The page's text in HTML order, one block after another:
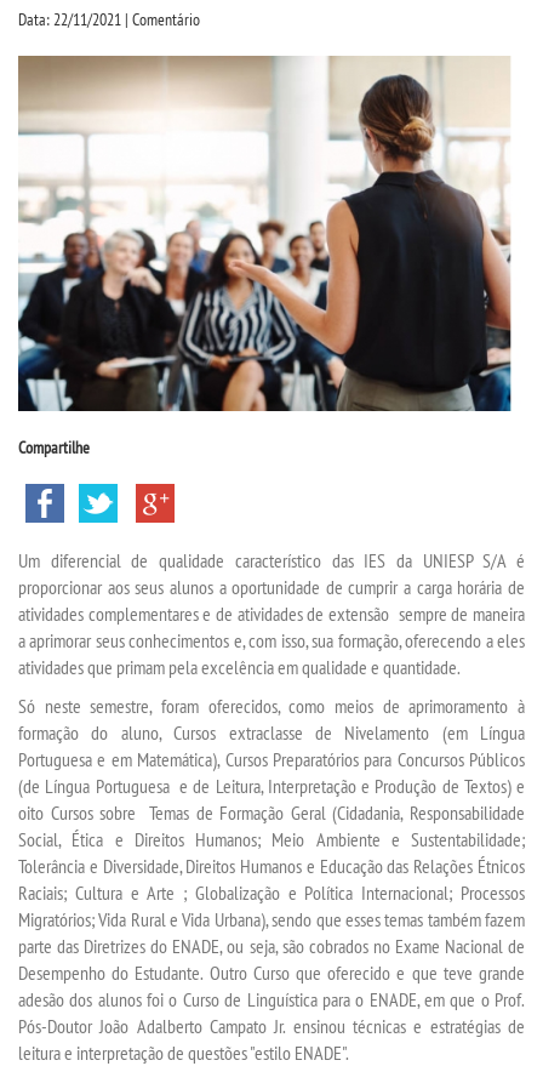
CURSOS
BACHARELADOS
LICENCIATURAS
TECNOLÓGICOS
VESTIBULAR
INSCREVA-SE
TRANSFERÊNCIA
SEGUNDA GRADUAÇÃO
MATRÍCULA
EDITAL
PUBLICAÇÕES
DESTAQUES
UNIESP NEWS
REPOSITÓRIO
Data: 22/11/2021 | Comentário
Compartilhe
Um diferencial de qualidade característico das IES da UNIESP S/A é
proporcionar aos seus alunos a oportunidade de cumprir a carga horária de
atividades complementares e de atividades de extensão sempre de maneira
a aprimorar seus conhecimentos e, com isso, sua formação, oferecendo a eles
atividades que primam pela excelência em qualidade e quantidade.
Só neste semestre, foram oferecidos, como meios de aprimoramento à
formação do aluno, Cursos extraclasse de Nivelamento (em Língua
Portuguesa e em Matemática), Cursos Preparatórios para Concursos Públicos
(de Língua Portuguesa e de Leitura, Interpretação e Produção de Textos) e
oito Cursos sobre Temas de Formação Geral (Cidadania, Responsabilidade
Social, Ética e Direitos Humanos; Meio Ambiente e Sustentabilidade;
Tolerância e Diversidade, Direitos Humanos e Educação das Relações Étnicos
Raciais; Cultura e Arte ; Globalização e Política Internacional; Processos
Migratórios; Vida Rural e Vida Urbana), sendo que esses temas também fazem
parte das Diretrizes do ENADE, ou seja, são cobrados no Exame Nacional de
Desempenho do Estudante. Outro Curso que oferecido e que teve grande
adesão dos alunos foi o Curso de Linguística para o ENADE, em que o Prof.
Pós-Doutor João Adalberto Campato Jr. ensinou técnicas e estratégias de
leitura e interpretação de questões "estilo ENADE".